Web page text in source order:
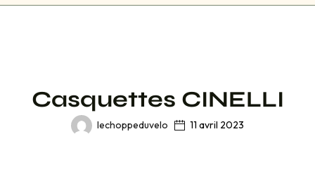
Casquettes CINELLI
lechoppeduvelo 11 avril 2023